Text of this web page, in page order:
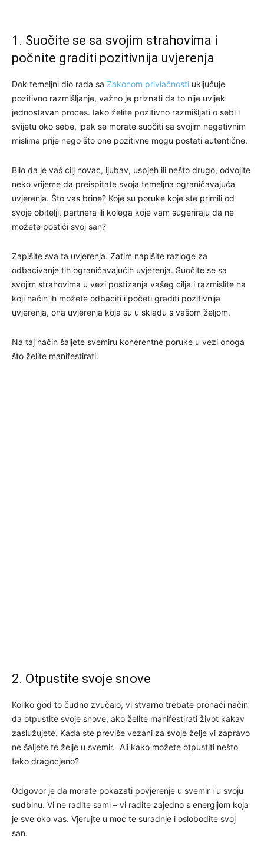
1. Suočite se sa svojim strahovima i
počnite graditi pozitivnija uvjerenja
Dok temeljni dio rada sa Zakonom privlačnosti uključuje
pozitivno razmišljanje, važno je priznati da to nije uvijek
jednostavan proces. Iako želite pozitivno razmišljati o sebi i
svijetu oko sebe, ipak se morate suočiti sa svojim negativnim
mislima prije nego što one pozitivne mogu postati autentične.
Bilo da je vaš cilj novac, ljubav, uspjeh ili nešto drugo, odvojite
neko vrijeme da preispitate svoja temeljna ograničavajuća
uvjerenja. Što vas brine? Koje su poruke koje ste primili od
svoje obitelji, partnera ili kolega koje vam sugeriraju da ne
možete postići svoj san?
Zapišite sva ta uvjerenja. Zatim napišite razloge za
odbacivanje tih ograničavajućih uvjerenja. Suočite se sa
svojim strahovima u vezi postizanja vašeg cilja i razmislite na
koji način ih možete odbaciti i početi graditi pozitivnija
uvjerenja, ona uvjerenja koja su u skladu s vašom željom.
Na taj način šaljete svemiru koherentne poruke u vezi onoga
što želite manifestirati.
2. Otpustite svoje snove
Koliko god to čudno zvučalo, vi stvarno trebate pronaći način
da otpustite svoje snove, ako želite manifestirati život kakav
zaslužujete. Kada ste previše vezani za svoje želje vi zapravo
ne šaljete te želje u svemir. Ali kako možete otpustiti nešto
tako dragocjeno?
Odgovor je da morate pokazati povjerenje u svemir i u svoju
sudbinu. Vi ne radite sami – vi radite zajedno s energijom koja
je sve oko vas. Vjerujte u moć te suradnje i oslobodite svoj
san.